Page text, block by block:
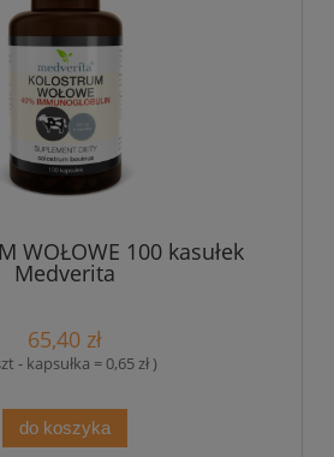
WOŁOWE 100 kasułek
Medverita
65,40 zł
- kapsułka = 0,65 zł )
do koszyka